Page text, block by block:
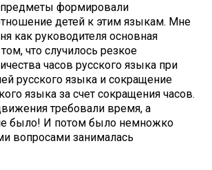
предметы формировали
детей к этим языкам. Мне
как руководителя основная
что случилось резкое
часов русского языка при
русского языка и сокращение
языка за счет сокращения часов.
требовали время, а
было! И потом было немножко
вопросами занималась